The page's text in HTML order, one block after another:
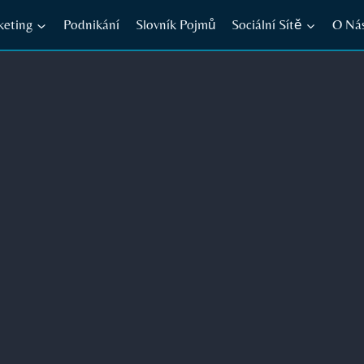
Podnikání Slovník Pojmů Sociální Sítě O